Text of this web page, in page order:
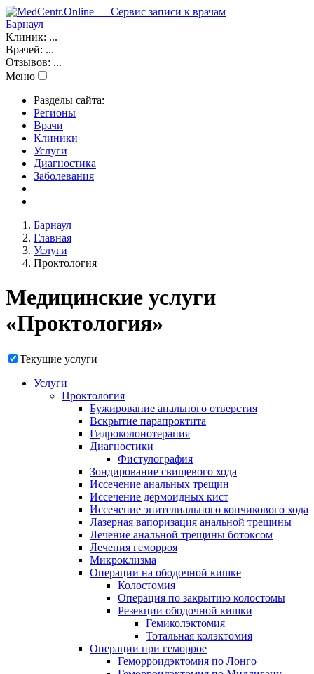
Барнаул
Клиник: ...
Врачей: ...
Отзывов: ...
Меню
Разделы сайта:
Регионы
Врачи
Клиники
Услуги
Диагностика
Заболевания
Барнаул
Главная
Услуги
Проктология
Медицинские услуги
«Проктология»
Текущие услуги
Услуги
Проктология
Бужирование анального отверстия
Вскрытие парапроктита
Гидроколонотерапия
Диагностики
Фистулография
Зондирование свищевого хода
Иссечение анальных трещин
Иссечение дермоидных кист
Иссечение эпителиального копчикового хода
Лазерная вапоризация анальной трещины
Лечение анальной трещины ботоксом
Лечения геморроя
Микроклизма
Операции на ободочной кишке
Колостомия
Операция по закрытию колостомы
Резекции ободочной кишки
Гемиколэктомия
Тотальная колэктомия
Операции при геморрое
Геморроидэктомия по Лонго